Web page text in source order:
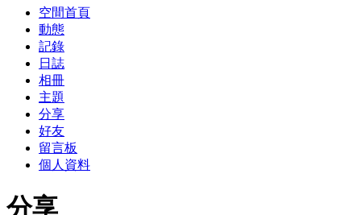
空間首頁
動態
記錄
日誌
相冊
主題
分享
好友
留言板
個人資料
分享